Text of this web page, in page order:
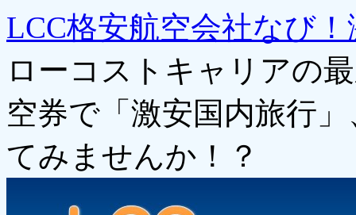
LCC格安航空会社なび
ローコストキャリアの
空券で「激安国内旅行
てみませんか！？